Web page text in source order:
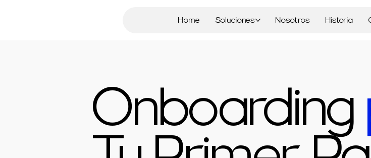
Home Soluciones Nosotros Historia
Onboarding